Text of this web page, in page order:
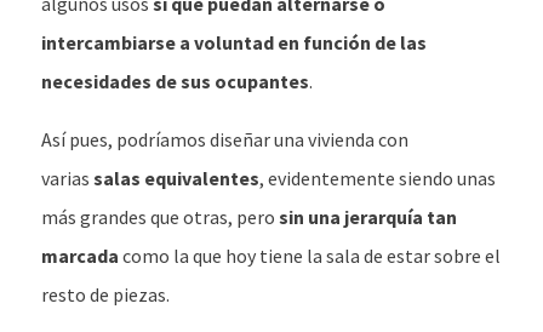
intercambiarse a voluntad en función de las
necesidades de sus ocupantes.
Así pues, podríamos diseñar una vivienda con
variassalas equivalentes, evidentemente siendo unas
más grandes que otras, perosin una jerarquía tan
marcada como la que hoy tiene la sala de estar sobre el
resto de piezas.